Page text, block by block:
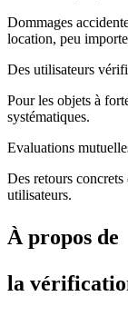
Dommages
location, peu
Des utilisateurs
Pour les objets à
systématiques.
Evaluations
Des retours
utilisateurs.
À propos de
la